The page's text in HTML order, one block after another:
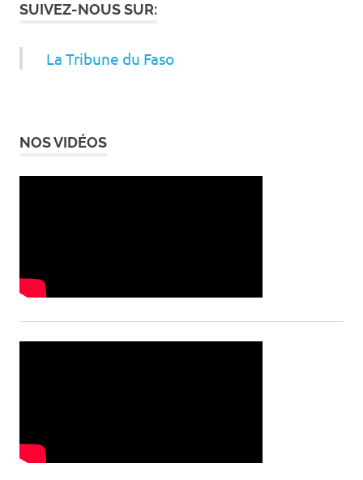
SUIVEZ-NOUS SUR:
La Tribune du Faso
NOS VIDÉOS